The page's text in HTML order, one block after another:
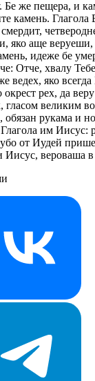
Бе же пещера, и
камень. Глагола
яко аще
идеже бе
Отче, хвалу
ведех, яко
окрест рех, да
великим
рукама и
им Иисус:
от Иудей
Иисус, вероваша